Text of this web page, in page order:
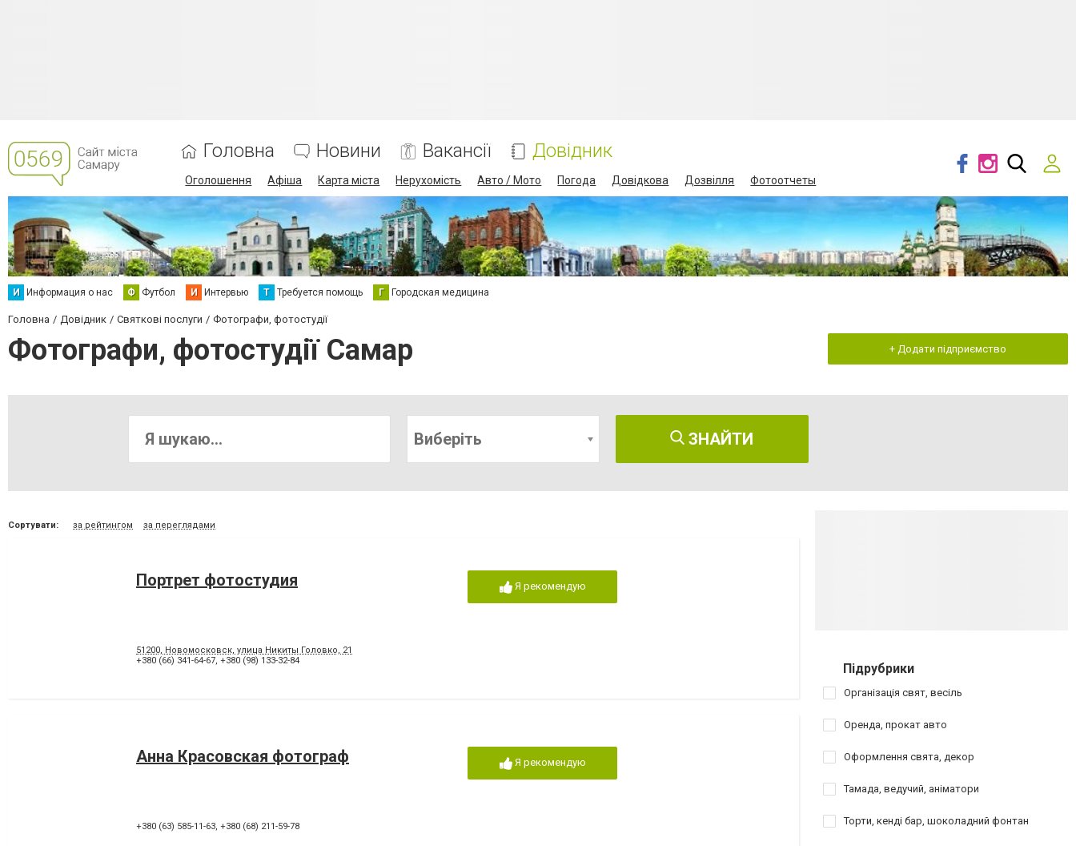
Головна Новини Вакансії Довідник
Оголошення Афіша Карта міста Нерухомість Авто / Мото Погода Довідкова Дозвілля Фотоотчеты
И Информация о нас Ф Футбол И Интервью Т Требуется помощь Г Городская медицина
Головна Довідник Святкові послуги Фотографи, фотостудії
Фотографи, фотостудії Самар + Додати підприємство
Виберіть ЗНАЙТИ
Сортувати: за рейтингом за переглядами
Портрет фотостудия
51200, Новомосковск, улица Никиты Головко, 21
+380 (66) 341-64-67, +380 (98) 133-32-84
Я рекомендую
Анна Красовская фотограф
+380 (63) 585-11-63, +380 (68) 211-59-78
Я рекомендую
Підрубрики
Організація свят, весіль
Оренда, прокат авто
Оформлення свята, декор
Тамада, ведучий, аніматори
Торти, кенді бар, шоколадний фонтан